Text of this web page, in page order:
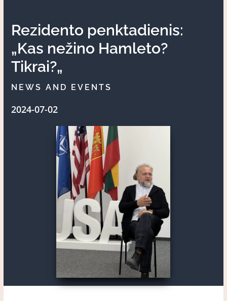
Rezidento penktadienis:
„Kas nežino Hamleto?
Tikrai?„
NEWS AND EVENTS
2024-07-02